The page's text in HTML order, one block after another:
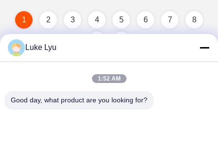
1 2 3 4 5 6 7 8
Luke Lyu
1:52 AM
Good day, what product are you looking for?